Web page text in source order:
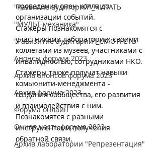
"Развитие аудиторий"_ЧИТАТЬ
"МУЛЬТ-механика"
"Равизитие аудиторий"_СМОТРЕТЬ
Анонсы форума 2023
Архив анонсов форума 2023
Архив форума 2023
Форума онлайн
Очная часть форума 2023
Архив лаборатории "Репрезентация"
проведения опен-колла до
организации событий.
Стажеры познакомятся с
участниками лаборатории: своими
коллегами из музеев, участниками с
инвалидностью, сотрудниками НКО.
Стажеры также получат навыки
комьюнити-менеджмента -
создания сообщества, его развития
и взаимодействия с ним.
Познакомятся с разными
инструментами получения
обратной связи.